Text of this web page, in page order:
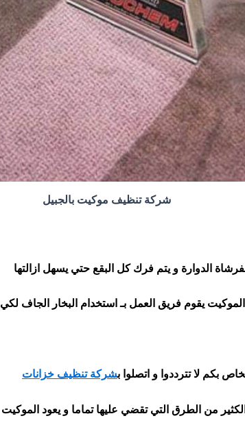
شركة تنظيف موكيت بالجبيل
الدوارة و يتم فرك كل البقع حتي يسهل ازالتها
يقوم فريق العمل بـ استخدام البخار الجاف لكي
بكم لا تترددوا و اتصلوا بشركة تنظيف خزانات
من الطرق التي تقضي عليها تماما و يعود الموكيت